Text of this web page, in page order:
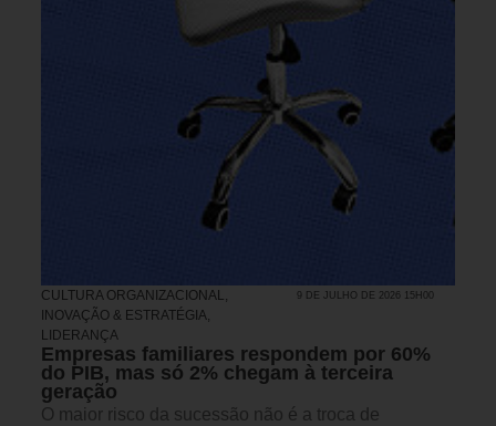
CULTURA ORGANIZACIONAL,
INOVAÇÃO & ESTRATÉGIA,
LIDERANÇA
9 DE JULHO DE 2026 15H00
Empresas familiares respondem por 60%
do PIB, mas só 2% chegam à terceira
geração
O maior risco da sucessão não é a troca de